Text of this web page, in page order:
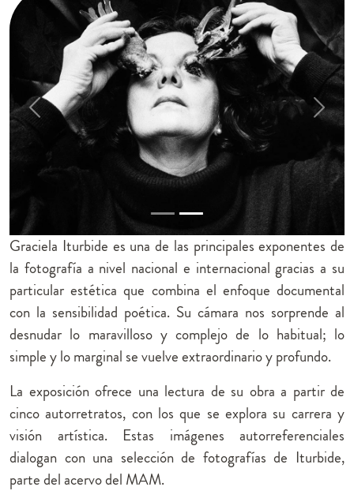
Previous Next
Graciela Iturbide es una de las principales exponentes de
la fotografía a nivel nacional e internacional gracias a su
particular estética que combina el enfoque documental
con la sensibilidad poética. Su cámara nos sorprende al
desnudar lo maravilloso y complejo de lo habitual; lo
simple y lo marginal se vuelve extraordinario y profundo.
La exposición ofrece una lectura de su obra a partir de
cinco autorretratos, con los que se explora su carrera y
visión artística. Estas imágenes autorreferenciales
dialogan con una selección de fotografías de Iturbide,
parte del acervo del MAM.